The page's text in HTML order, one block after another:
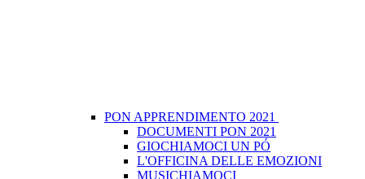
PON APPRENDIMENTO 2021
DOCUMENTI PON 2021
GIOCHIAMOCI UN PÓ
L'OFFICINA DELLE EMOZIONI
MUSICHIAMOCI